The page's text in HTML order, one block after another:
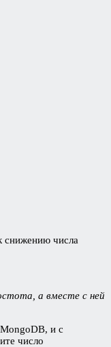
снижению числа
а вместе с ней
и с
число